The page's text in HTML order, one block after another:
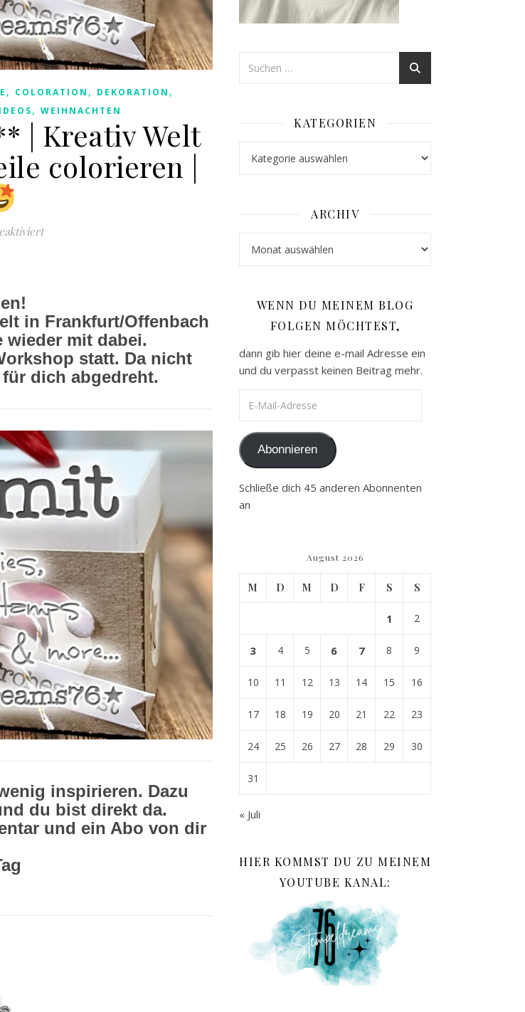
, COLORATION , DEKORATION ,
, WEIHNACHTEN
| Kreativ Welt
colorieren |
für ***Kreativ mit Kulricke*** | Kreativ Welt 2022 | Workshop | Stanzteile colorieren | Neue Box
in Frankfurt/Offenbach
mit dabei.
statt. Da nicht
dich abgedreht.
inspirieren. Dazu
du bist direkt da.
und ein Abo von dir
KATEGORIEN
ARCHIV
WENN DU MEINEM BLOG
FOLGEN MÖCHTEST,
dann gib hier deine e-mail Adresse ein
und du verpasst keinen Beitrag mehr.
Abonnieren
Schließe dich 45 anderen Abonnenten
an
August 2026
M D M D F S S
1 2
3 4 5 6 7 8 9
10 11 12 13 14 15 16
17 18 19 20 21 22 23
24 25 26 27 28 29 30
31
« Juli
HIER KOMMST DU ZU MEINEM
YOUTUBE KANAL: